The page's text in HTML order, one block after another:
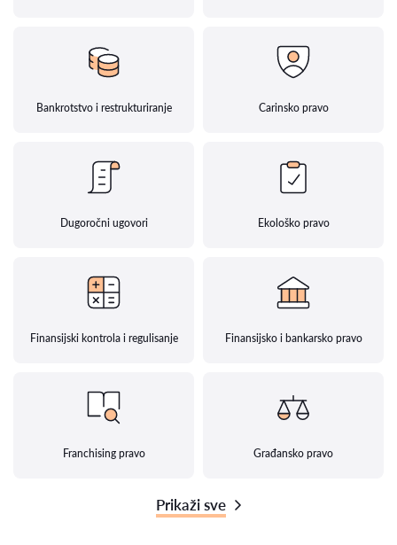
Bankrotstvo i restrukturiranje Carinsko pravo
Dugoročni ugovori Ekološko pravo
Finansijski kontrola i regulisanje Finansijsko i bankarsko pravo
Franchising pravo Građansko pravo
Prikaži sve